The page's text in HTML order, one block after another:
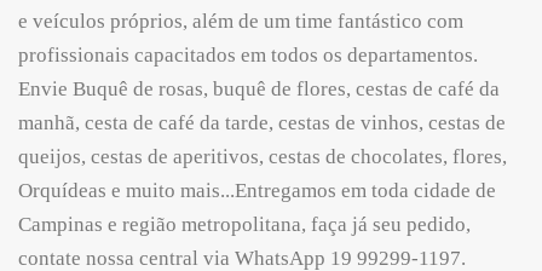
e veículos próprios, além de um time fantástico com
profissionais capacitados em todos os departamentos.
Envie Buquê de rosas, buquê de flores, cestas de café da
manhã, cesta de café da tarde, cestas de vinhos, cestas de
queijos, cestas de aperitivos, cestas de chocolates, flores,
Orquídeas e muito mais...Entregamos em toda cidade de
Campinas e região metropolitana, faça já seu pedido,
contate nossa central via WhatsApp 19 99299-1197.